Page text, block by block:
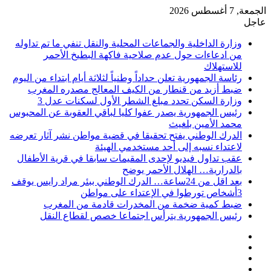
الجمعة, 7 أغسطس 2026
عاجل
وزارة الداخلية والجماعات المحلية والنقل تنفي ما تم تداوله
من ادعاءات حول عدم صلاحية فاكهة البطيخ الأحمر
للاستهلاك
رئاسة الجمهورية تعلن حداداً وطنياً لثلاثة أيام ابتداء من اليوم
ضبط أزيد من قنطار من الكيف المعالج مصدره المغرب
وزارة السكن تحدد مبلغ الشطر الأول لسكنات عدل 3
رئيس الجمهورية يصدر عفوا كليا لباقي العقوبة عن المحبوس
محمد الأمين بلغيث
الدرك الوطني يفتح تحقيقا في قضية مواطن نشر آثار تعرضه
لاعتداء نسبه إلى أحد مستخدمي الهيئة
عقب تداول فيديو لإحدى المقيمات سابقا في قرية الأطفال
بالدرارية… الهلال الأحمر يوضح
بعد اقل من 24ساعة… الدرك الوطني ببئر مراد رايس يوقف
3أشخاص تورطوا في الإعتداء على مواطن
ضبط كمية ضخمة من المخدرات قادمة من المغرب
رئيس الجمهورية يترأس اجتماعا خصص لقطاع النقل